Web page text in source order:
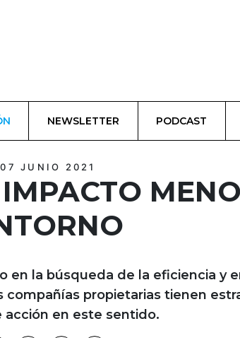
NEWSLETTER PODCAST
07 JUNIO 2021
en la búsqueda de la eficiencia y
propietarias tienen
acción en este sentido.